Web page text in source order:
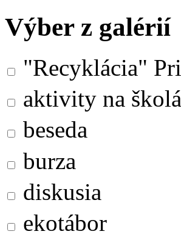
Výber z galérií
"Recyklácia"
aktivity na
beseda
burza
diskusia
ekotábor